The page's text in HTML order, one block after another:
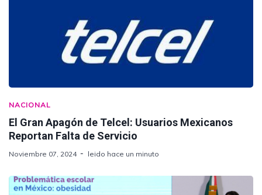
NACIONAL
El Gran Apagón de Telcel: Usuarios Mexicanos
Reportan Falta de Servicio
Noviembre 07, 2024 leido hace un minuto